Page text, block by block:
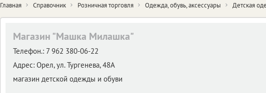
Главная Справочник Розничная торговля Одежда, обувь, аксессуары Детская
Магазин "Машка Милашка"
Телефон.: 7 962 380-06-22
Адрес: Орел,ул. Тургенева, 48А
магазин детской одежды и обуви